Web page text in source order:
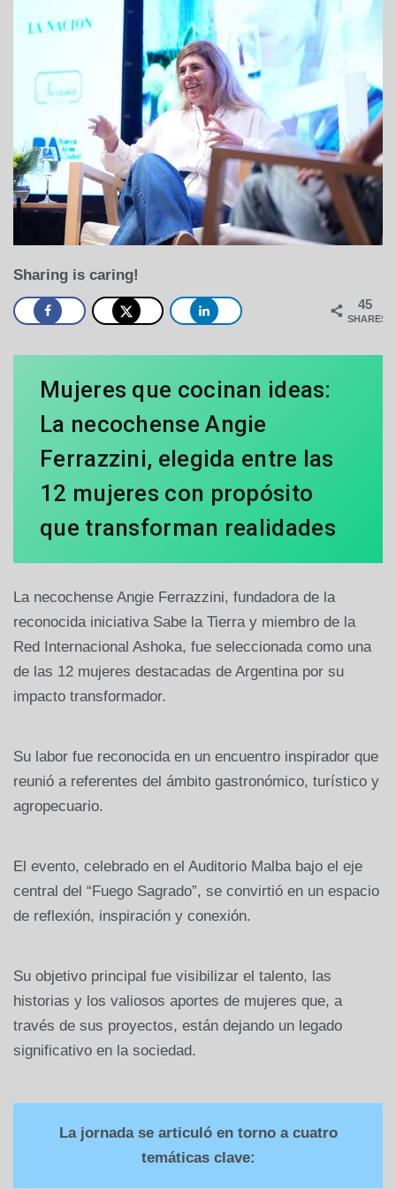
Sharing is caring!
45
SHARES
Mujeres que cocinan ideas:
La necochense Angie
Ferrazzini, elegida entre las
12 mujeres con propósito
que transforman realidades
La necochense Angie Ferrazzini, fundadora de la
reconocida iniciativa Sabe la Tierra y miembro de la
Red Internacional Ashoka, fue seleccionada como una
de las 12 mujeres destacadas de Argentina por su
impacto transformador.
Su labor fue reconocida en un encuentro inspirador que
reunió a referentes del ámbito gastronómico, turístico y
agropecuario.
El evento, celebrado en el Auditorio Malba bajo el eje
central del “Fuego Sagrado”, se convirtió en un espacio
de reflexión, inspiración y conexión.
Su objetivo principal fue visibilizar el talento, las
historias y los valiosos aportes de mujeres que, a
través de sus proyectos, están dejando un legado
significativo en la sociedad.
La jornada se articuló en torno a cuatro
temáticas clave: